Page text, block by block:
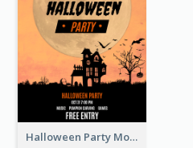
Halloween Party Moon Photo Poster